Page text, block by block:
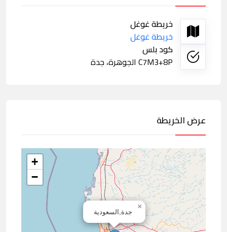
خريطة غوغل
خريطة غوغل
كود بلس
C7M3+8P الجوهرة، جدة
عرض الخريطة
جدة,السعودية
×
+
−